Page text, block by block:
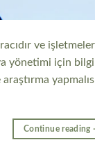
ve
yönetimi için
Continue reading